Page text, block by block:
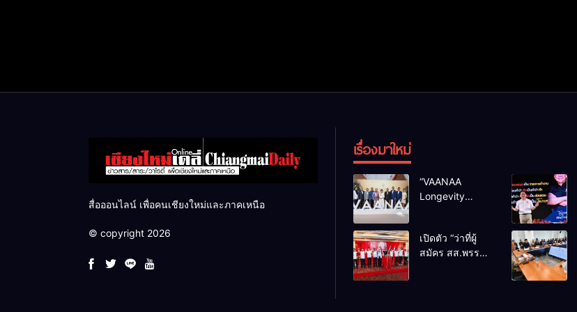
สื่อออนไลน์ เพื่อคนเชียงใหม่และภาคเหนือ
© copyright 2026
เรื่องมาใหม่
“VAANAA
Longevity
เอนต์ใหญ่สุดใน
อาเซียน
เปิดตัว “ว่าที่ผู้
สมัคร สส.พรรค